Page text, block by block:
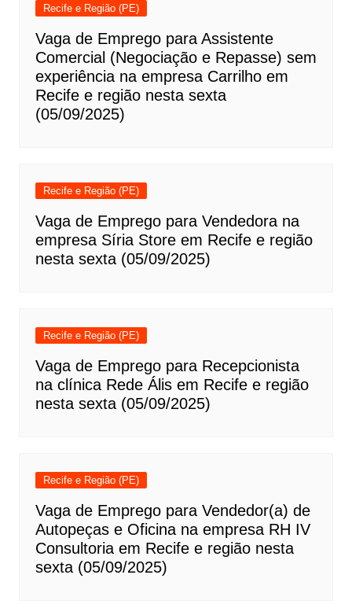
Recife e Região (PE)
Vaga de Emprego para Assistente
Comercial (Negociação e Repasse) sem
experiência na empresa Carrilho em
Recife e região nesta sexta
(05/09/2025)
Recife e Região (PE)
Vaga de Emprego para Vendedora na
empresa Síria Store em Recife e região
nesta sexta (05/09/2025)
Recife e Região (PE)
Vaga de Emprego para Recepcionista
na clínica Rede Ális em Recife e região
nesta sexta (05/09/2025)
Recife e Região (PE)
Vaga de Emprego para Vendedor(a) de
Autopeças e Oficina na empresa RH IV
Consultoria em Recife e região nesta
sexta (05/09/2025)